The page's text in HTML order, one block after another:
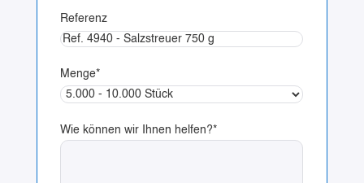
Referenz
Menge*
Wie können wir Ihnen helfen?*